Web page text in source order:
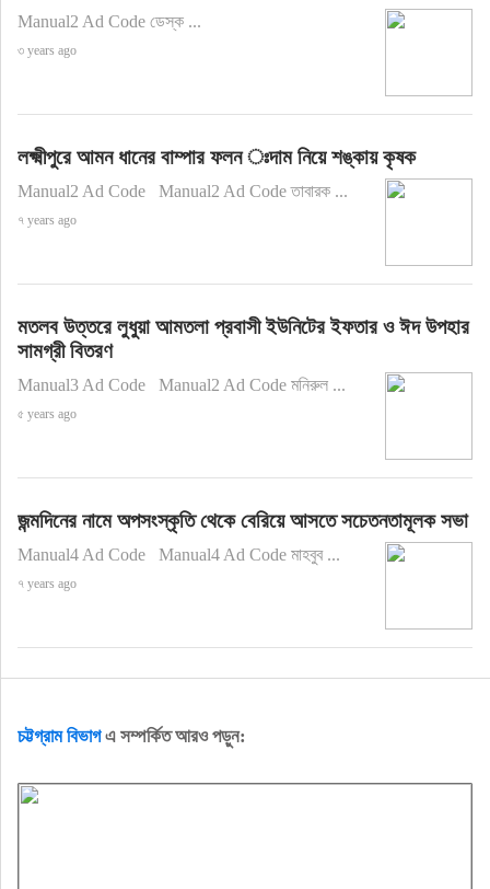
Manual2 Ad Code ডেস্ক ...
৩ years ago
লক্ষ্মীপুরে আমন ধানের বাম্পার ফলন ঃদাম নিয়ে শঙ্কায় কৃষক
Manual2 Ad Code Manual2 Ad Code তাবারক ...
৭ years ago
মতলব উত্তরে লুধুয়া আমতলা প্রবাসী ইউনিটের ইফতার ও ঈদ উপহার
সামগ্রী বিতরণ
Manual3 Ad Code Manual2 Ad Code মনিরুল ...
৫ years ago
জন্মদিনের নামে অপসংস্কৃতি থেকে বেরিয়ে আসতে সচেতনতামূলক সভা
Manual4 Ad Code Manual4 Ad Code মাহবুব ...
৭ years ago
চট্টগ্রাম বিভাগএ সম্পর্কিত আরও পড়ুন: